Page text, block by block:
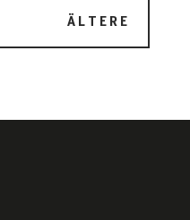
ÄLTERE